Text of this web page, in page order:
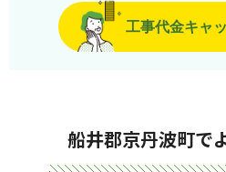
工事代金キャ
船井郡京丹波町で